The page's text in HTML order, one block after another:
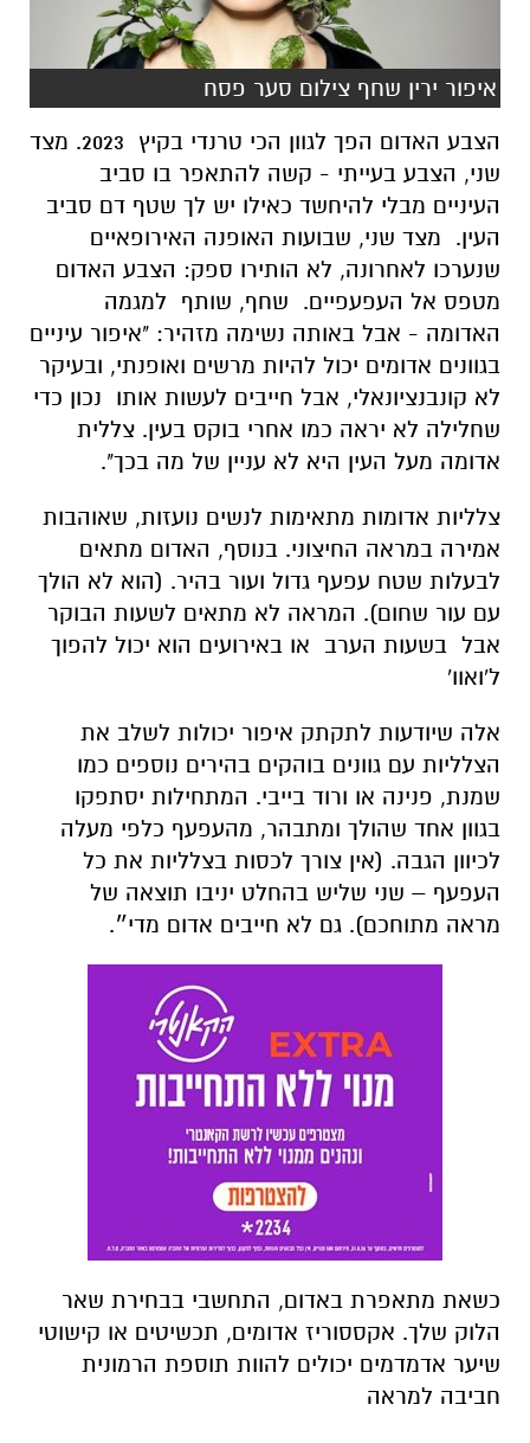
איפור ירין שחף צילום סער פסח
הצבע האדום הפך לגוון הכי טרנדי בקיץ 2023. מצד
שני, הצבע בעייתי - קשה להתאפר בו סביב
העיניים מבלי להיחשד כאילו יש לך שטף דם סביב
העין. מצד שני, שבועות האופנה האירופאיים
שנערכו לאחרונה, לא הותירו ספק: הצבע האדום
מטפס אל העפעפיים. שחף, שותף למגמה
האדומה - אבל באותה נשימה מזהיר: "איפור עיניים
בגוונים אדומים יכול להיות מרשים ואופנתי, ובעיקר
לא קונבנציונאלי, אבל חייבים לעשות אותו נכון כדי
שחלילה לא יראה כמו אחרי בוקס בעין. צללית
אדומה מעל העין היא לא עניין של מה בכך".
צלליות אדומות מתאימות לנשים נועזות, שאוהבות
אמירה במראה החיצוני. בנוסף, האדום מתאים
לבעלות שטח עפעף גדול ועור בהיר. (הוא לא הולך
עם עור שחום). המראה לא מתאים לשעות הבוקר
אבל בשעות הערב או באירועים הוא יכול להפוך
ל'ואוו'
אלה שיודעות לתקתק איפור יכולות לשלב את
הצלליות עם גוונים בוהקים בהירים נוספים כמו
שמנת, פנינה או ורוד בייבי. המתחילות יסתפקו
בגוון אחד שהולך ומתבהר, מהעפעף כלפי מעלה
לכיוון הגבה. (אין צורך לכסות בצלליות את כל
העפעף – שני שליש בהחלט יניבו תוצאה של
מראה מתוחכם). גם לא חייבים אדום מדי״.
כשאת מתאפרת באדום, התחשבי בבחירת שאר
הלוק שלך. אקססוריז אדומים, תכשיטים או קישוטי
שיער אדמדמים יכולים להוות תוספת הרמונית
חביבה למראה